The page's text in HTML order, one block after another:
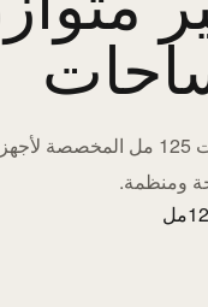
استكشف زيوت 125 مل
ومنظمة.